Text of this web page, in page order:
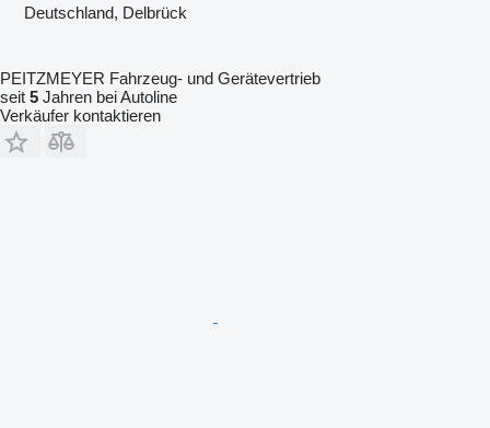
Deutschland, Delbrück
PEITZMEYER Fahrzeug- und Gerätevertrieb
seit 5 Jahren bei Autoline
Verkäufer kontaktieren